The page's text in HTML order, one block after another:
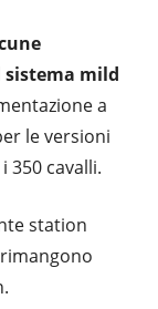
mild
a
le versioni
350 cavalli.
station